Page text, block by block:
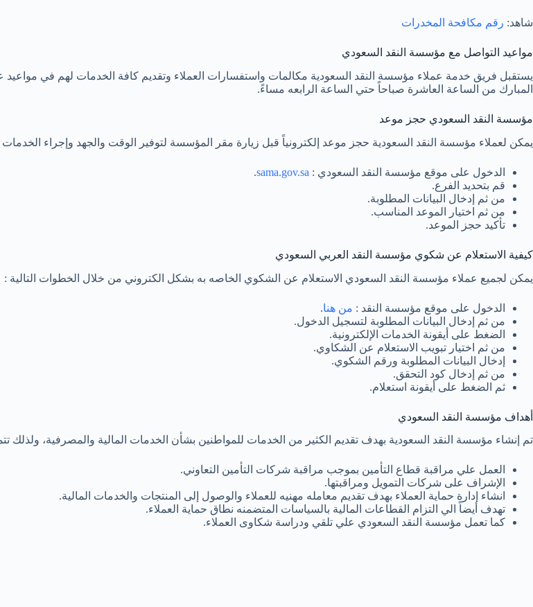
شاهد: رقم مكافحة المخدرات
مواعيد التواصل مع مؤسسة النقد السعودي
يستقبل فريق خدمة عملاء مؤسسة النقد السعودية مكالمات واستفسارات العملاء وتقديم كافة الخدمات لهم في
المبارك من الساعة العاشرة صباحاً حتي الساعة الرابعه مساءً.
مؤسسة النقد السعودي حجز موعد
يمكن لعملاء مؤسسة النقد السعودية حجز موعد إلكترونياً قبل زيارة مقر المؤسسة لتوفير الوقت والجهد وإجراء
الدخول على موقع مؤسسة النقد السعودي : sama.gov.sa
.
قم بتحديد الفرع.
من ثم إدخال البيانات المطلوبة.
من ثم اختيار الموعد المناسب.
تأكيد حجز الموعد.
كيفية الاستعلام عن شكوي مؤسسة النقد العربي السعودي
يمكن لجميع عملاء مؤسسة النقد السعودي الاستعلام عن الشكوي الخاصه به بشكل الكتروني من خلال الخطوات التالية :
الدخول على موقع مؤسسة النقد : من هنا.
من ثم إدخال البيانات المطلوبة لتسجيل الدخول.
الضغط على أيقونة الخدمات الإلكترونية.
من ثم اختيار تبويب الاستعلام عن الشكاوي.
إدخال البيانات المطلوبة ورقم الشكوي.
من ثم إدخال كود التحقق.
ثم الضغط على أيقونة استعلام.
أهداف مؤسسة النقد السعودي
تم إنشاء مؤسسة النقد السعودية بهدف تقديم الكثير من الخدمات للمواطنين بشأن الخدمات المالية والمصرفية، ولذلك
العمل علي مراقبة قطاع التأمين بموجب مراقبة شركات التأمين التعاوني.
الإشراف على شركات التمويل ومراقبتها.
انشاء إدارة حماية العملاء بهدف تقديم معامله مهنيه للعملاء والوصول إلى المنتجات والخدمات المالية.
تهدف أيضاً الي التزام القطاعات المالية بالسياسات المتضمنه نطاق حماية العملاء.
كما تعمل مؤسسة النقد السعودي علي تلقي ودراسة شكاوى العملاء.